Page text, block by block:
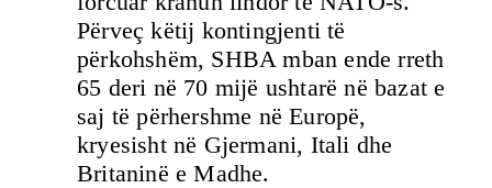
Përveç këtij kontingjenti të
përkohshëm, SHBA mban ende rreth
65 deri në 70 mijë ushtarë në bazat e
saj të përhershme në Europë,
kryesisht në Gjermani, Itali dhe
Britaninë e Madhe.